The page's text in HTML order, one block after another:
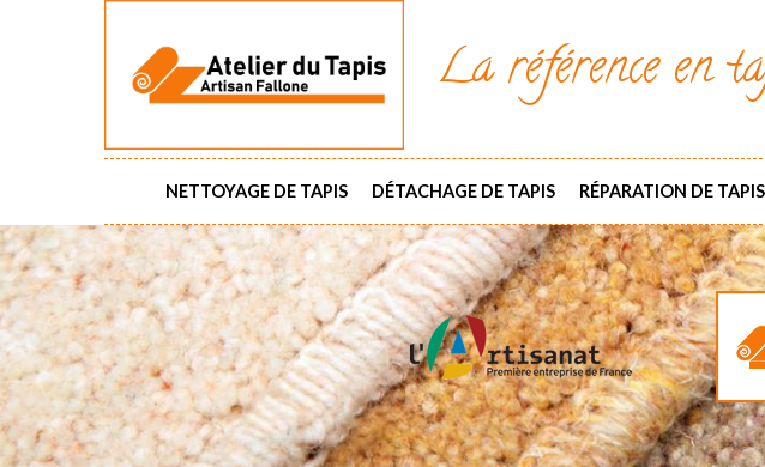
La référence en
NETTOYAGE DE TAPIS DÉTACHAGE DE TAPIS RÉPARATION DE TAPIS